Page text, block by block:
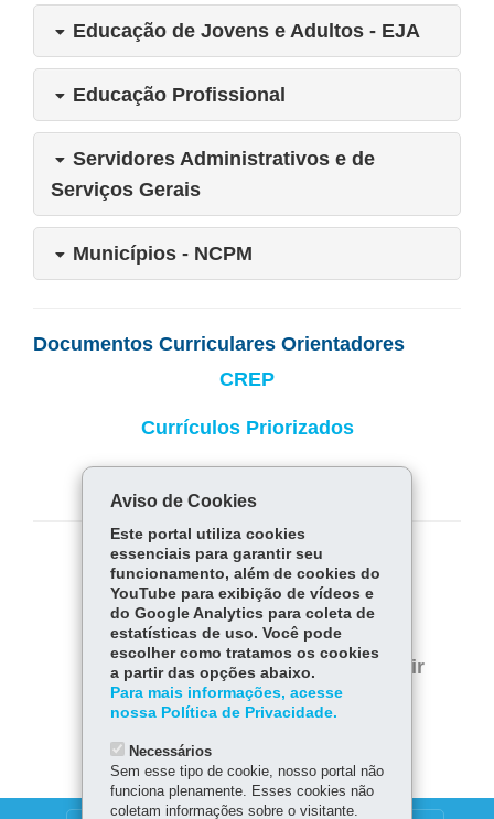
Educação de Jovens e Adultos - EJA
Educação Profissional
Servidores Administrativos e de
Serviços Gerais
Municípios - NCPM
Documentos Curriculares Orientadores
CREP
Currículos Priorizados
COMPARTILHE:
Fa
ce
bo
ok
Tw
itt
er
W
ha
ts
Ap
p
Voltar Início
Imprimir
Baixar
Aviso de Cookies
Este portal utiliza cookies
essenciais para garantir seu
funcionamento, além de cookies do
YouTube para exibição de vídeos e
do Google Analytics para coleta de
estatísticas de uso. Você pode
escolher como tratamos os cookies
a partir das opções abaixo.
Para mais informações, acesse
nossa Política de Privacidade.
Necessários
Sem esse tipo de cookie, nosso portal não
funciona plenamente. Esses cookies não
coletam informações sobre o visitante.